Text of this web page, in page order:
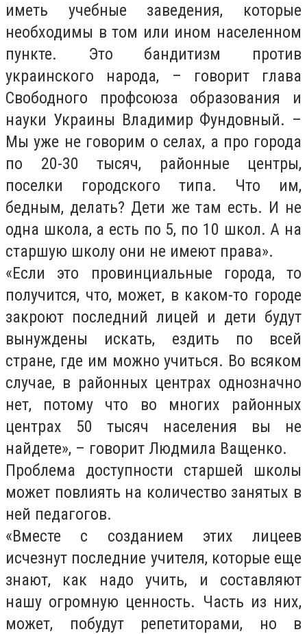
иметь учебные заведения, которые
необходимы в том или ином населенном
пункте. Это бандитизм против
украинского народа, – говорит глава
Свободного профсоюза образования и
науки Украины Владимир Фундовный. –
Мы уже не говорим о селах, а про города
по 20-30 тысяч, районные центры,
поселки городского типа. Что им,
бедным, делать? Дети же там есть. И не
одна школа, а есть по 5, по 10 школ. А на
старшую школу они не имеют права».
«Если это провинциальные города, то
получится, что, может, в каком-то городе
закроют последний лицей и дети будут
вынуждены искать, ездить по всей
стране, где им можно учиться. Во всяком
случае, в районных центрах однозначно
нет, потому что во многих районных
центрах 50 тысяч населения вы не
найдете», – говорит Людмила Ващенко.
Проблема доступности старшей школы
может повлиять на количество занятых в
ней педагогов.
«Вместе с созданием этих лицеев
исчезнут последние учителя, которые еще
знают, как надо учить, и составляют
нашу огромную ценность. Часть из них,
может, побудут репетиторами, но в